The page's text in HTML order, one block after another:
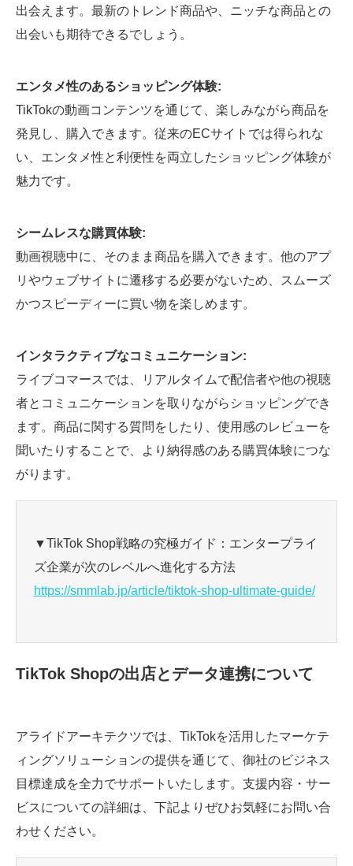
出会えます。最新のトレンド商品や、ニッチな商品との
出会いも期待できるでしょう。
エンタメ性のあるショッピング体験:
TikTokの動画コンテンツを通じて、楽しみながら商品を
発見し、購入できます。従来のECサイトでは得られな
い、エンタメ性と利便性を両立したショッピング体験が
魅力です。
シームレスな購買体験:
動画視聴中に、そのまま商品を購入できます。他のアプ
リやウェブサイトに遷移する必要がないため、スムーズ
かつスピーディーに買い物を楽しめます。
インタラクティブなコミュニケーション:
ライブコマースでは、リアルタイムで配信者や他の視聴
者とコミュニケーションを取りながらショッピングでき
ます。商品に関する質問をしたり、使用感のレビューを
聞いたりすることで、より納得感のある購買体験につな
がります。
▼TikTok Shop戦略の究極ガイド：エンタープライ
ズ企業が次のレベルへ進化する方法
https://smmlab.jp/article/tiktok-shop-ultimate-guide/
TikTok Shopの出店とデータ連携について
アライドアーキテクツでは、TikTokを活用したマーケテ
ィングソリューションの提供を通じて、御社のビジネス
目標達成を全力でサポートいたします。支援内容・サー
ビスについての詳細は、下記よりぜひお気軽にお問い合
わせください。